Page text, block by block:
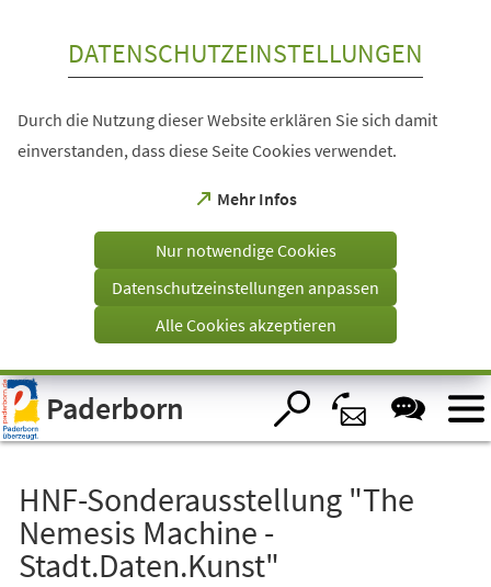
Visuelle
Assistenzsoftware
öffnen.
DATENSCHUTZEINSTELLUNGEN
Durch die Nutzung dieser Website erklären Sie sich damit
einverstanden, dass diese Seite Cookies verwendet.
Mehr Infos
(Öffnet
einem
Tab)
Nur notwendige Cookies
Datenschutzeinstellungen anpassen
Alle Cookies akzeptieren
Paderborn
HNF-Sonderausstellung "The
Nemesis Machine -
Stadt.Daten.Kunst"